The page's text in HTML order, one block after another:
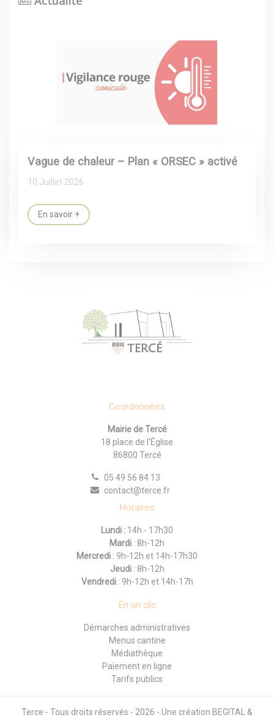
Vague de chaleur – Plan « ORSEC » activé
10 Juillet 2026
En savoir +
Coordonnées
Mairie de Tercé
18 place de l'Église
86800 Tercé
05 49 56 84 13
contact@terce.fr
Horaires
Lundi : 14h - 17h30
Mardi : 8h-12h
Mercredi : 9h-12h et 14h-17h30
Jeudi : 8h-12h
Vendredi : 9h-12h et 14h-17h
En un clic
Démarches administratives
Menus cantine
Médiathèque
Paiement en ligne
Tarifs publics
Terce - Tous droits réservés - 2026 - Une création BEGITAL &